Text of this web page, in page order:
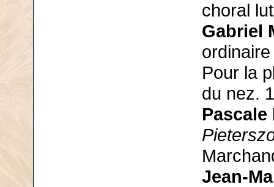
choral
Gabriel
Pour la
du nez.
Pascale
Jean-